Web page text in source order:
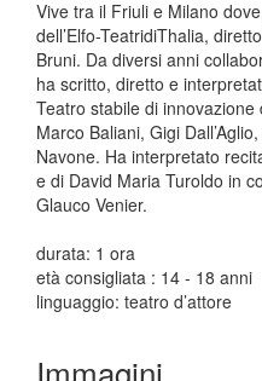
Vive tra il Friuli e Milano
dell’Elfo-TeatridiThalia,
Bruni. Da diversi anni
ha scritto, diretto e
Teatro stabile di
Marco Baliani, Gigi
Navone. Ha interpretato
e di David Maria Turoldo in
Glauco Venier.
durata: 1 ora
età consigliata : 14 - 18 anni
linguaggio: teatro d’attore
Immagini